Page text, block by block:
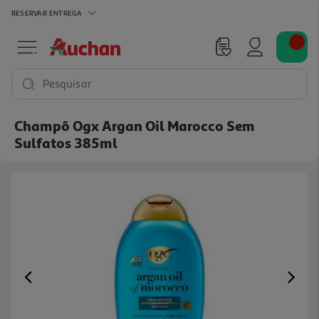
RESERVAR ENTREGA
Pesquisar
Champô Ogx Argan Oil Marocco Sem
Sulfatos 385ml
Previous